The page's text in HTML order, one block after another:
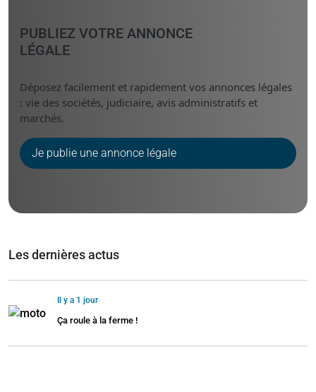
PUBLIEZ VOTRE ANNONCE
LÉGALE
Déposez facilement et rapidement vos annonces légales
: vie des sociétés, judiciaire, avis administratifs et
marchés.
Je publie une annonce légale
Les dernières actus
Il y a 1 jour
Ça roule à la ferme !